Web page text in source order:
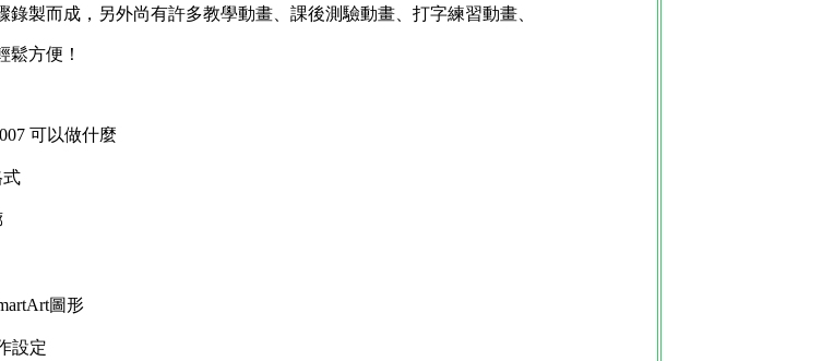
製而成，另外尚有許多教學動畫、課後測驗動畫、打字練習動畫、
方便！
可以做什麼
圖形
設定